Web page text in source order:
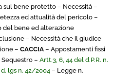
sul bene protetto – Necessità –
ed attualità del pericolo –
del bene ed alterazione
– Necessità che il giudice
– CACCIA – Appostamenti fissi
Sequestro – Artt.3, 6, 44 del d.P.R. n.
d. lgs n. 42/2004 – Legge n.